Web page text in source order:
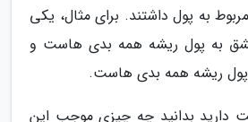
به پول داشتند. برای مثال، یکی
به پول ریشه همه بدی هاست و
ریشه همه بدی هاست.
دارید بدانید چه چیزی موجب این